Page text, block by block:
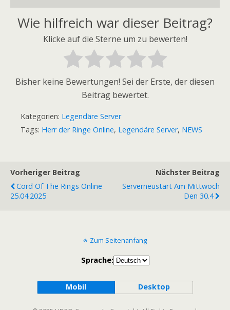
Wie hilfreich war dieser Beitrag?
Klicke auf die Sterne um zu bewerten!
Bisher keine Bewertungen! Sei der Erste, der diesen
Beitrag bewertet.
Kategorien: Legendäre Server
Tags: Herr der Ringe Online, Legendäre Server, NEWS
Vorheriger Beitrag
Cord Of The Rings Online
25.04.2025
Nächster Beitrag
Serverneustart Am Mittwoch
Den 30.4
Zum Seitenanfang
Sprache:
Mobil Desktop